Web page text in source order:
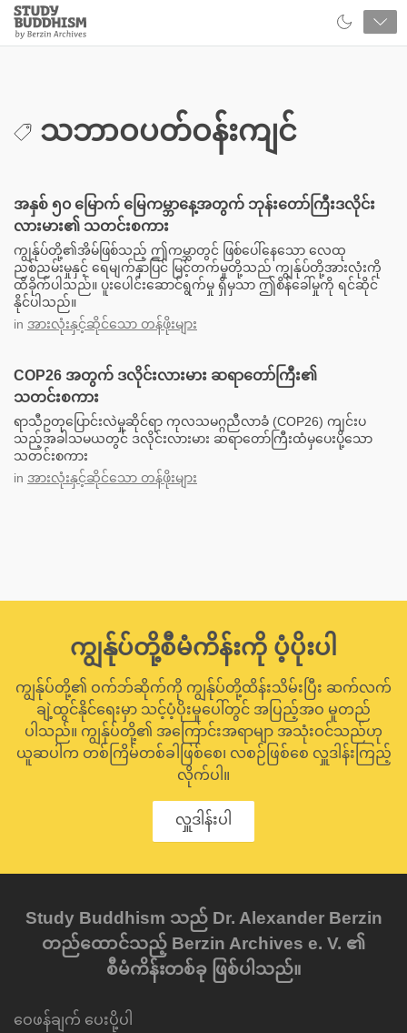
Close
Study
Buddhism
သဘာဝပတ်ဝန်းကျင်
အနှစ် ၅၀ မြောက် မြေကမ္ဘာနေ့အတွက် ဘုန်းတော်ကြီးဒလိုင်း
လားမား၏ သတင်းစကား
ကျွန်ုပ်တို့၏အိမ်ဖြစ်သည့် ဤကမ္ဘာတွင် ဖြစ်ပေါ်နေသော လေထု
ညစ်ညမ်းမှုနှင့် ရေမျက်နှာပြင် မြင့်တက်မှုတို့သည် ကျွန်ုပ်တို့အားလုံးကို
ထိခိုက်ပါသည်။ ပူးပေါင်းဆောင်ရွက်မှု ရှိမှသာ ဤစိန်ခေါ်မှုကို ရင်ဆိုင်
နိုင်ပါသည်။
in အားလုံးနှင့်ဆိုင်သော တန်ဖိုးများ
COP26 အတွက် ဒလိုင်းလားမား ဆရာတော်ကြီး၏
သတင်းစကား
ရာသီဥတုပြောင်းလဲမှုဆိုင်ရာ ကုလသမဂ္ဂညီလာခံ (COP26) ကျင်းပ
သည့်အခါသမယတွင် ဒလိုင်းလားမား ဆရာတော်ကြီးထံမှပေးပို့သော
သတင်းစကား
in အားလုံးနှင့်ဆိုင်သော တန်ဖိုးများ
ကျွန်ုပ်တို့စီမံကိန်းကို ပံ့ပိုးပါ
ကျွန်ုပ်တို့၏ ဝက်ဘ်ဆိုက်ကို ကျွန်ုပ်တို့ထိန်းသိမ်းပြီး ဆက်လက်
ချဲ့ထွင်နိုင်ရေးမှာ သင့်ပံ့ပိုးမှုပေါ်တွင် အပြည့်အဝ မူတည်
ပါသည်။ ကျွန်ုပ်တို့၏ အကြောင်းအရာမျာ အသုံးဝင်သည်ဟု
ယူဆပါက တစ်ကြိမ်တစ်ခါဖြစ်စေ၊ လစဉ်ဖြစ်စေ လှူဒါန်းကြည့်
လိုက်ပါ။
လှူဒါန်းပါ
Study Buddhism သည် Dr. Alexander Berzin
တည်ထောင်သည့် Berzin Archives e. V. ၏
စီမံကိန်းတစ်ခု ဖြစ်ပါသည်။
ဝေဖန်ချက် ပေးပို့ပါ